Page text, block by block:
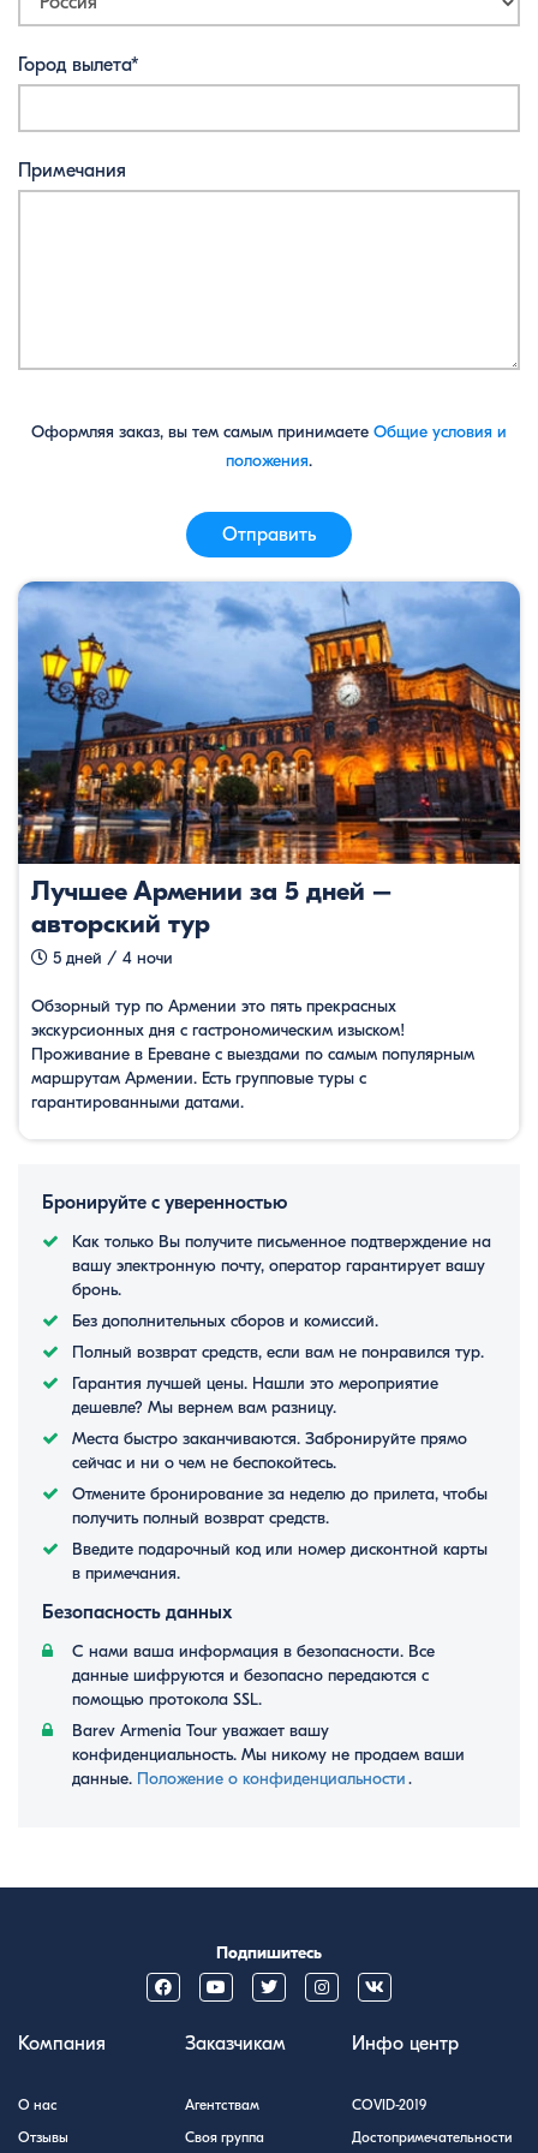
Город вылета*
Примечания
Оформляя заказ, вы тем самым принимаете Общие условия и
положения.
Отправить
Лучшее Армении за 5 дней –
авторский тур
5 дней / 4 ночи
Обзорный тур по Армении это пять прекрасных
экскурсионных дня с гастрономическим изыском!
Проживание в Ереване с выездами по самым популярным
маршрутам Армении. Есть групповые туры с
гарантированными датами.
Бронируйте с уверенностью
Как только Вы получите письменное подтверждение на
вашу электронную почту, оператор гарантирует вашу
бронь.
Без дополнительных сборов и комиссий.
Полный возврат средств, если вам не понравился тур.
Гарантия лучшей цены. Нашли это мероприятие
дешевле? Мы вернем вам разницу.
Места быстро заканчиваются. Забронируйте прямо
сейчас и ни о чем не беспокойтесь.
Отмените бронирование за неделю до прилета, чтобы
получить полный возврат средств.
Введите подарочный код или номер дисконтной карты
в примечания.
Безопасность данных
С нами ваша информация в безопасности. Все
данные шифруются и безопасно передаются с
помощью протокола SSL.
Barev Armenia Tour уважает вашу
конфиденциальность. Мы никому не продаем ваши
данные. Положение о конфиденциальности․
Подпишитесь
Компания
О нас
Отзывы
Заказчикам
Агентствам
Своя группа
Инфо центр
COVID-2019
Достопримечательности